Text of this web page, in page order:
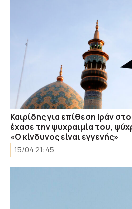
Καιρίδης για επίθεση Ιράν
έχασε την ψυχραιμία του,
«Ο κίνδυνος είναι εγγενής»
15/04 21:45